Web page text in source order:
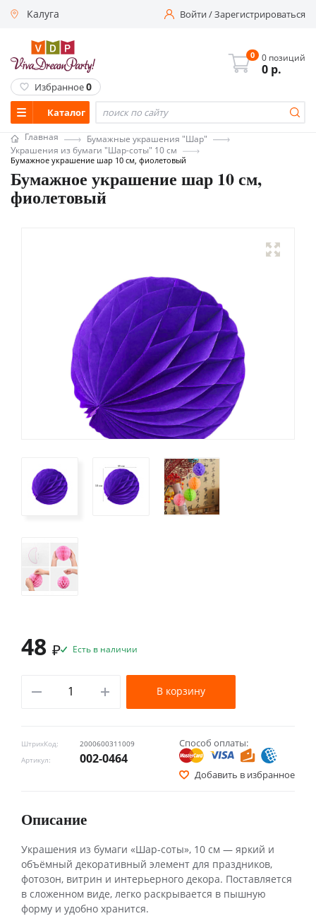
Калуга Войти/Зарегистрироваться
Каталог
0 0 позиций
0 р.
Избранное0
Главная
Бумажные украшения "Шар"
Украшения из бумаги "Шар-соты" 10 см
Бумажное украшение шар 10 см, фиолетовый
Бумажное украшение шар 10 см,
фиолетовый
ШтрихКод:
2000600311009
Артикул:
002-0464
Способ оплаты:
Добавить в избранное
48 ₽ Есть в наличии
В корзину
Описание
Украшения из бумаги «Шар-соты», 10 см — яркий и
объёмный декоративный элемент для праздников,
фотозон, витрин и интерьерного декора. Поставляется
в сложенном виде, легко раскрывается в пышную
форму и удобно хранится.